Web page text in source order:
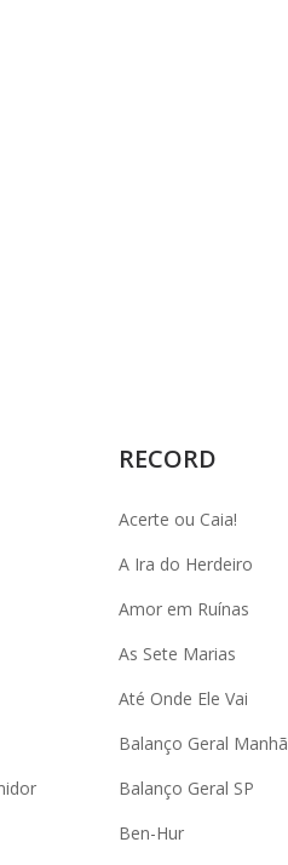
RECORD
Acerte ou Caia!
A Ira do Herdeiro
Amor em Ruínas
As Sete Marias
Até Onde Ele Vai
Balanço Geral Manhã
Balanço Geral SP
Ben-Hur